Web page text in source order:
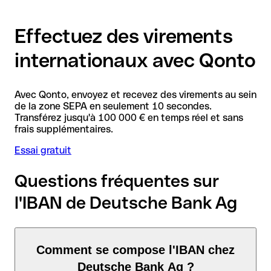
Effectuez des virements
internationaux avec Qonto
Avec Qonto, envoyez et recevez des virements au sein
de la zone SEPA en seulement 10 secondes.
Transférez jusqu'à 100 000 € en temps réel et sans
frais supplémentaires.
Essai gratuit
Questions fréquentes sur
l'IBAN de Deutsche Bank Ag
Comment se compose l'IBAN chez
Deutsche Bank Ag ?